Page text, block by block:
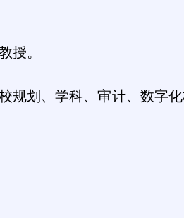
授。
规划、学科、审计、数字